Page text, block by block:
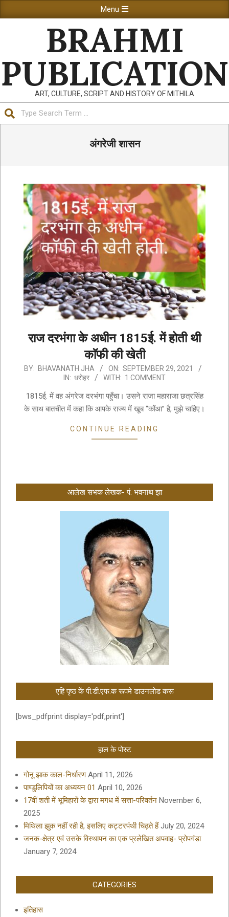
to
Navigation
Menu
BRAHMI
PUBLICATION
ART, CULTURE, SCRIPT AND HISTORY OF MITHILA
अंगरेजी शासन
राज दरभंगा के अधीन 1815ई. में होती थी
काॅफी की खेती
2021-
29
BY: BHAVANATH JHA ON: SEPTEMBER 29, 2021
IN: धरोहर WITH: 1 COMMENT
1815ई. में वह अंगरेज दरभंगा पहुँचा। उसने राजा महाराजा छत्रसिंह
के साथ बातचीत में कहा कि आपके राज्य में खूब “कोंआ” है, मुझे चाहिए।
CONTINUE READING
आलेख सभक लेखक- पं. भवनाथ झा
एहि पृष्ठ कें पी.डी.एफ.क रूपमे डाउनलोड करू
[bws_pdfprint display='pdf,print']
हाल के पोस्ट
गोनू झाक काल-निर्धारण April 11, 2026
पाण्डुलिपियों का अध्ययन 01 April 10, 2026
17वीं शती में भूमिहारों के द्वारा मगध में सत्ता-परिवर्तन November 6,
2025
मिथिला झुक नहीं रही है, इसलिए कट्टरपंथी चिढ़ते हैं July 20, 2024
जनक-क्षेत्र एवं उसके विस्थापन का एक प्रलेखित अपवाह- प्रोपगंडा
January 7, 2024
CATEGORIES
इतिहास